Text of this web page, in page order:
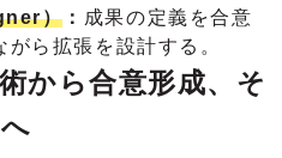
） ： 成果の定義を合意
ら拡張を設計する。
から合意形成、そ